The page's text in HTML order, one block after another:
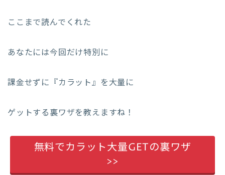
ここまで読んでくれた
あなたには今回だけ特別に
課金せずに『カラット』を大量に
ゲットする裏ワザを教えますね！
無料でカラット大量GETの裏ワザ
>>